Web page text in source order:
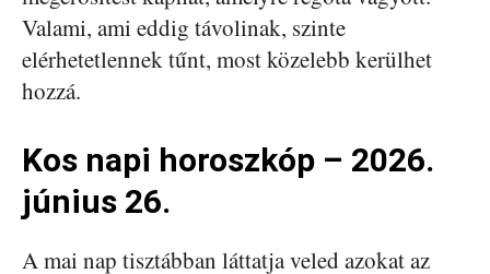
Valami, ami eddig távolinak, szinte
elérhetetlennek tűnt, most közelebb kerülhet
hozzá.
Kos napi horoszkóp – 2026.
június 26.
A mai nap tisztábban láttatja veled azokat az